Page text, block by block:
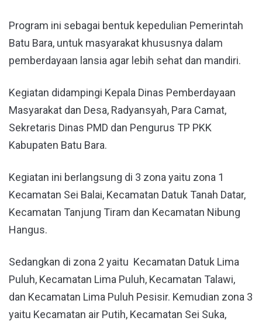
Program ini sebagai bentuk kepedulian Pemerintah
Batu Bara, untuk masyarakat khususnya dalam
pemberdayaan lansia agar lebih sehat dan mandiri.
Kegiatan didampingi Kepala Dinas Pemberdayaan
Masyarakat dan Desa, Radyansyah, Para Camat,
Sekretaris Dinas PMD dan Pengurus TP PKK
Kabupaten Batu Bara.
Kegiatan ini berlangsung di 3 zona yaitu zona 1
Kecamatan Sei Balai, Kecamatan Datuk Tanah Datar,
Kecamatan Tanjung Tiram dan Kecamatan Nibung
Hangus.
Sedangkan di zona 2 yaitu Kecamatan Datuk Lima
Puluh, Kecamatan Lima Puluh, Kecamatan Talawi,
dan Kecamatan Lima Puluh Pesisir. Kemudian zona 3
yaitu Kecamatan air Putih, Kecamatan Sei Suka,